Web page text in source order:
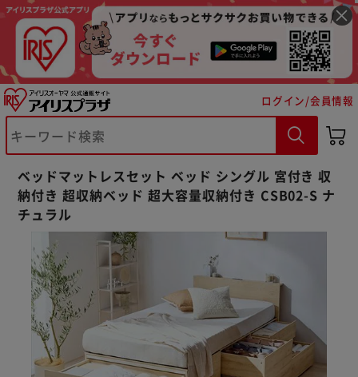
ログイン/会員情報
ベッドマットレスセット ベッド シングル 宮付き 収
納付き 超収納ベッド 超大容量収納付き CSB02-S ナ
チュラル